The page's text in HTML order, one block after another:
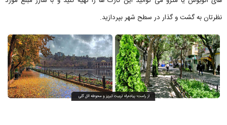
نظرتان به گشت و گذار در سطح شهر بپردازید.